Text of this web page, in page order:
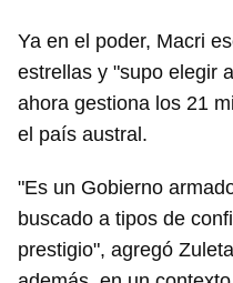
Ya en el poder, Macri
estrellas y "supo elegir
ahora gestiona los 21
el país austral.
"Es un Gobierno
buscado a tipos de
prestigio", agregó